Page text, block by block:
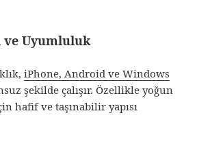
ve Uyumluluk
iPhone, Android ve Windows
şekilde çalışır. Özellikle yoğun
hafif ve taşınabilir yapısı